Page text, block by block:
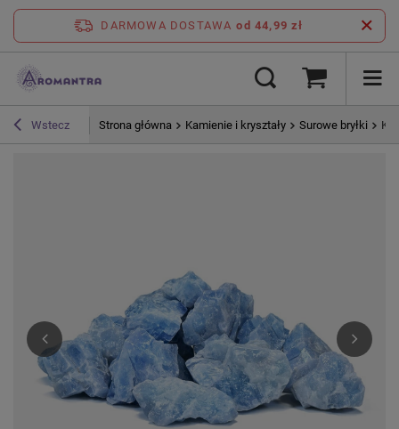
DARMOWA DOSTAWA od 44,99 zł
Wstecz Strona główna Kamienie i kryształy Surowe bryłki